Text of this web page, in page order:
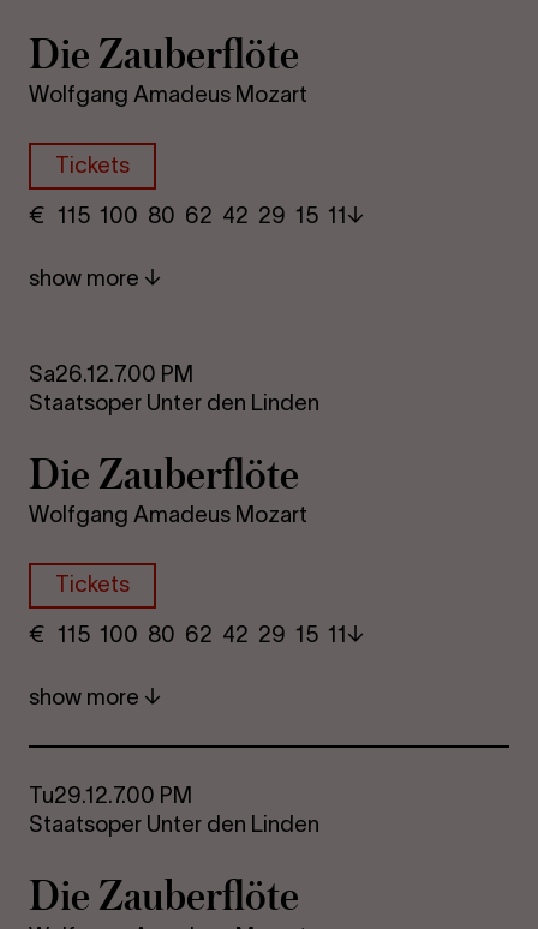
Die Za­uber­flöte
Wolfgang Amadeus Mozart
Tickets
€ ​ 115 100 80​ 62 42 29​ 15 11
show more
Sa26.12.7.00 PM
Staatsoper Unter den Linden
Die Za­uber­flöte
Wolfgang Amadeus Mozart
Tickets
€ ​ 115 100 80​ 62 42 29​ 15 11
show more
Tu29.12.7.00 PM
Staatsoper Unter den Linden
Die Za­uber­flöte